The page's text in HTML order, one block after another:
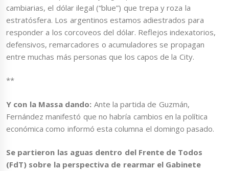
cambiarias, el dólar ilegal (“blue”) que trepa y roza la
estratósfera. Los argentinos estamos adiestrados para
responder a los corcoveos del dólar. Reflejos indexatorios,
defensivos, remarcadores o acumuladores se propagan
entre muchas más personas que los capos de la City.
**
Y con la Massa dando: Ante la partida de Guzmán,
Fernández manifestó que no habría cambios en la política
económica como informó esta columna el domingo pasado.
Se partieron las aguas dentro del Frente de Todos
(FdT) sobre la perspectiva de rearmar el Gabinete